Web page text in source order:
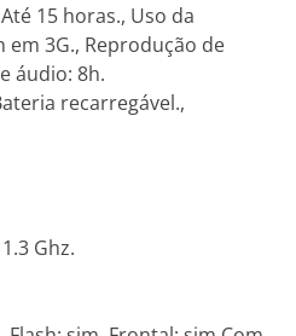
15 horas., Uso da
em 3G., Reprodução de
áudio: 8h.
recarregável.,
Ghz.